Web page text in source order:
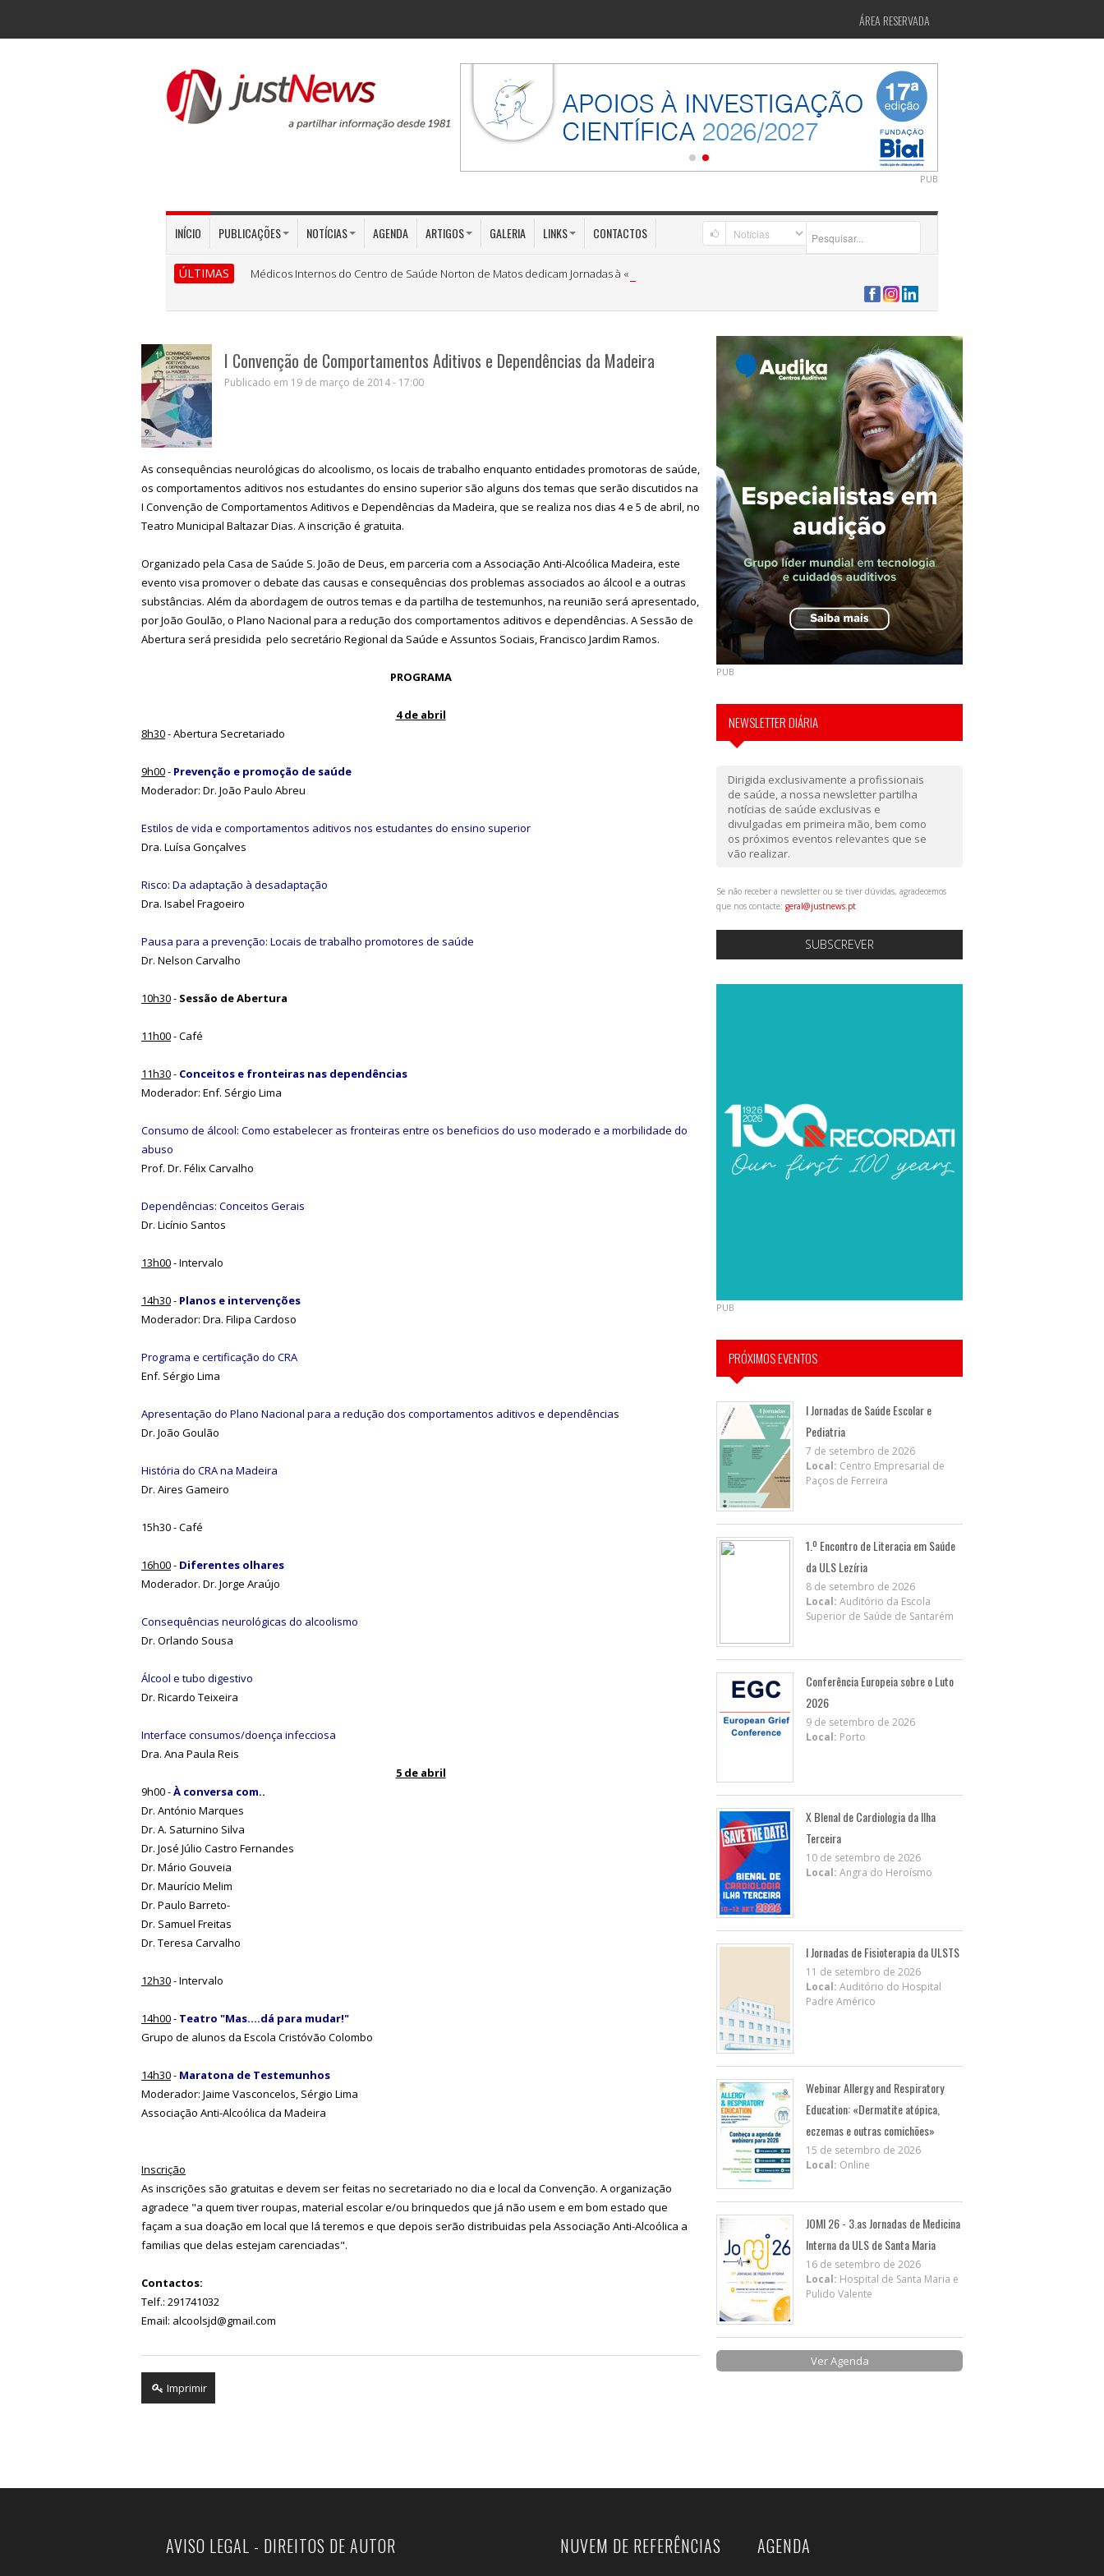
ÁREA RESERVADA
PUB
INÍCIO PUBLICAÇÕES NOTÍCIAS AGENDA ARTIGOS GALERIA LINKS CONTACTOS
ÚLTIMAS Médicos Internos do Centro de Saúde Norton de Matos dedicam Jornadas à «Medicina Preventiva»
I Convenção de Comportamentos Aditivos e Dependências da Madeira
Publicado em 19 de março de 2014 - 17:00
As consequências neurológicas do alcoolismo, os locais de trabalho enquanto entidades promotoras de saúde,
os comportamentos aditivos nos estudantes do ensino superior são alguns dos temas que serão discutidos na
I Convenção de Comportamentos Aditivos e Dependências da Madeira, que se realiza nos dias 4 e 5 de abril, no
Teatro Municipal Baltazar Dias. A inscrição é gratuita.
Organizado pela Casa de Saúde S. João de Deus, em parceria com a Associação Anti-Alcoólica Madeira, este
evento visa promover o debate das causas e consequências dos problemas associados ao álcool e a outras
substâncias. Além da abordagem de outros temas e da partilha de testemunhos, na reunião será apresentado,
por João Goulão, o Plano Nacional para a redução dos comportamentos aditivos e dependências. A Sessão de
Abertura será presidida pelo secretário Regional da Saúde e Assuntos Sociais, Francisco Jardim Ramos.
PROGRAMA
4 de abril
8h30- Abertura Secretariado
9h00- Prevenção e promoção de saúde
Moderador: Dr. João Paulo Abreu
Estilos de vida e comportamentos aditivos nos estudantes do ensino superior
Dra. Luísa Gonçalves
Risco: Da adaptação à desadaptação
Dra. Isabel Fragoeiro
Pausa para a prevenção: Locais de trabalho promotores de saúde
Dr. Nelson Carvalho
10h30- Sessão de Abertura
11h00- Café
11h30- Conceitos e fronteiras nas dependências
Moderador: Enf. Sérgio Lima
Consumo de álcool: Como estabelecer as fronteiras entre os beneficios do uso moderado e a morbilidade do
abuso
Prof. Dr. Félix Carvalho
Dependências: Conceitos Gerais
Dr. Licínio Santos
13h00- Intervalo
14h30- Planos e intervenções
Moderador: Dra. Filipa Cardoso
Programa e certificação do CRA
Enf. Sérgio Lima
Apresentação do Plano Nacional para a redução dos comportamentos aditivos e dependências
Dr. João Goulão
História do CRA na Madeira
Dr. Aires Gameiro
15h30 - Café
16h00- Diferentes olhares
Moderador. Dr. Jorge Araújo
Consequências neurológicas do alcoolismo
Dr. Orlando Sousa
Álcool e tubo digestivo
Dr. Ricardo Teixeira
Interface consumos/doença infecciosa
Dra. Ana Paula Reis
5 de abril
9h00 -À conversa com..
Dr. António Marques
Dr. A. Saturnino Silva
Dr. José Júlio Castro Fernandes
Dr. Mário Gouveia
Dr. Maurício Melim
Dr. Paulo Barreto-
Dr. Samuel Freitas
Dr. Teresa Carvalho
12h30- Intervalo
14h00- Teatro "Mas....dá para mudar!"
Grupo de alunos da Escola Cristóvão Colombo
14h30- Maratona de Testemunhos
Moderador: Jaime Vasconcelos, Sérgio Lima
Associação Anti-Alcoólica da Madeira
Inscrição
As inscrições são gratuitas e devem ser feitas no secretariado no dia e local da Convenção. A organização
agradece "a quem tiver roupas, material escolar e/ou brinquedos que já não usem e em bom estado que
façam a sua doação em local que lá teremos e que depois serão distribuidas pela Associação Anti-Alcoólica a
familias que delas estejam carenciadas".
Contactos:
Telf.: 291741032
Email: alcoolsjd@gmail.com
Imprimir
PUB
NEWSLETTER DIÁRIA
Dirigida exclusivamente a profissionais
de saúde, a nossa newsletter partilha
notícias de saúde exclusivas e
divulgadas em primeira mão, bem como
os próximos eventos relevantes que se
vão realizar.
Se não receber a newsletter ou se tiver dúvidas, agradecemos
que nos contacte: geral@justnews.pt
SUBSCREVER
PUB
PRÓXIMOS EVENTOS
I Jornadas de Saúde Escolar e
Pediatria
7 de setembro de 2026
Local: Centro Empresarial de
Paços de Ferreira
1.º Encontro de Literacia em Saúde
da ULS Lezíria
8 de setembro de 2026
Local: Auditório da Escola
Superior de Saúde de Santarém
Conferência Europeia sobre o Luto
2026
9 de setembro de 2026
Local: Porto
X BIenal de Cardiologia da Ilha
Terceira
10 de setembro de 2026
Local: Angra do Heroísmo
I Jornadas de Fisioterapia da ULSTS
11 de setembro de 2026
Local: Auditório do Hospital
Padre Américo
Webinar Allergy and Respiratory
Education: «Dermatite atópica,
eczemas e outras comichões»
15 de setembro de 2026
Local: Online
JOMI 26 - 3.as Jornadas de Medicina
Interna da ULS de Santa Maria
16 de setembro de 2026
Local: Hospital de Santa Maria e
Pulido Valente
Ver Agenda
AVISO LEGAL - DIREITOS DE AUTOR NUVEM DE REFERÊNCIAS AGENDA